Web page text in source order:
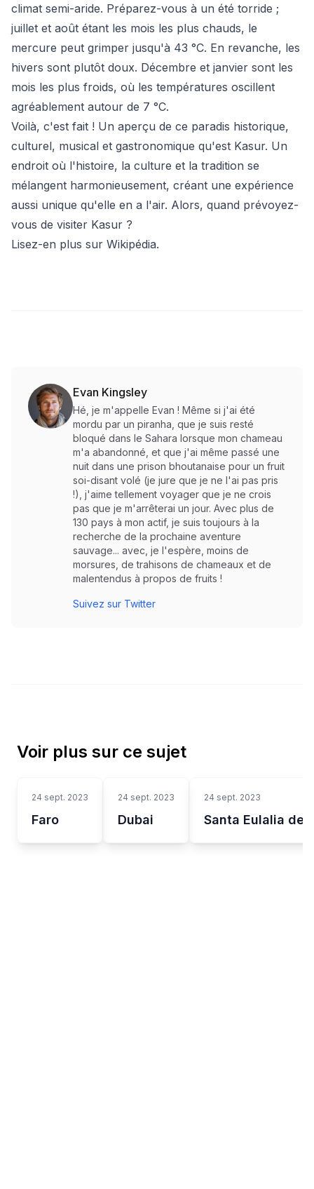
climat semi-aride. Préparez-vous à un été torride ;
juillet et août étant les mois les plus chauds, le
mercure peut grimper jusqu'à 43 °C. En revanche, les
hivers sont plutôt doux. Décembre et janvier sont les
mois les plus froids, où les températures oscillent
agréablement autour de 7 °C.
Voilà, c'est fait ! Un aperçu de ce paradis historique,
culturel, musical et gastronomique qu'est Kasur. Un
endroit où l'histoire, la culture et la tradition se
mélangent harmonieusement, créant une expérience
aussi unique qu'elle en a l'air. Alors, quand prévoyez-
vous de visiter Kasur ?
Lisez-en plus sur Wikipédia.
Evan Kingsley
Hé, je m'appelle Evan ! Même si j'ai été
mordu par un piranha, que je suis resté
bloqué dans le Sahara lorsque mon chameau
m'a abandonné, et que j'ai même passé une
nuit dans une prison bhoutanaise pour un fruit
soi-disant volé (je jure que je ne l'ai pas pris
!), j'aime tellement voyager que je ne crois
pas que je m'arrêterai un jour. Avec plus de
130 pays à mon actif, je suis toujours à la
recherche de la prochaine aventure
sauvage... avec, je l'espère, moins de
morsures, de trahisons de chameaux et de
malentendus à propos de fruits !
Suivez sur Twitter
Voir plus sur ce sujet
24 sept. 2023
Faro
24 sept. 2023
Dubai
24 sept. 2023
Santa Eulalia del